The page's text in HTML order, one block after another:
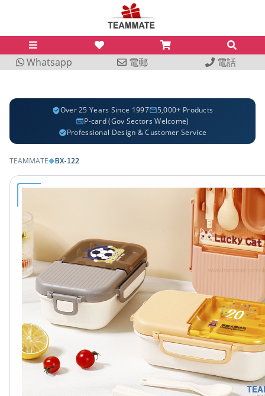
Whatsapp 電郵 電話
Over 25 Years Since 1997
5,000+ Products
P-card (Gov Sectors Welcome)
Professional Design & Customer Service
TEAMMATE◆BX-122